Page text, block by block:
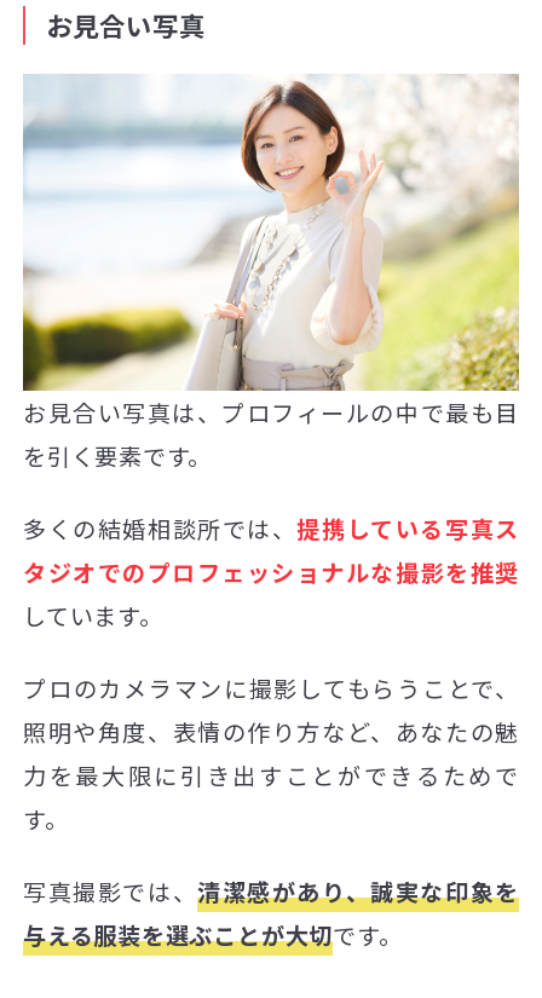
お見合い写真
お見合い写真は、プロフィールの中で最も目
を引く要素です。
多くの結婚相談所では、提携している写真ス
タジオでのプロフェッショナルな撮影を推奨
しています。
プロのカメラマンに撮影してもらうことで、
照明や角度、表情の作り方など、あなたの魅
力を最大限に引き出すことができるためで
す。
写真撮影では、清潔感があり、誠実な印象を
与える服装を選ぶことが大切です。